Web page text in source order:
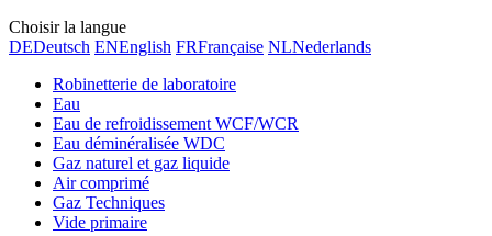
Choisir la langue
DEDeutsch ENEnglish FRFrançaise NLNederlands
Robinetterie de laboratoire
Eau
Eau de refroidissement WCF/WCR
Eau déminéralisée WDC
Gaz naturel et gaz liquide
Air comprimé
Gaz Techniques
Vide primaire